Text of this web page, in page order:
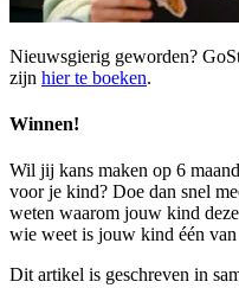
Nieuwsgierig geworden?
zijn hier te boeken.
Winnen!
Wil jij kans maken op 6
voor je kind? Doe dan snel
weten waarom jouw kind
wie weet is jouw kind één
Dit artikel is geschreven in